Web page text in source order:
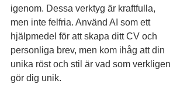
igenom. Dessa verktyg är kraftfulla,
men inte felfria. Använd AI som ett
hjälpmedel för att skapa ditt CV och
personliga brev, men kom ihåg att din
unika röst och stil är vad som verkligen
gör dig unik.